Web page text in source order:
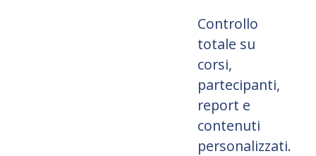
Controllo
totale su
corsi,
partecipanti,
report e
contenuti
personalizzati.